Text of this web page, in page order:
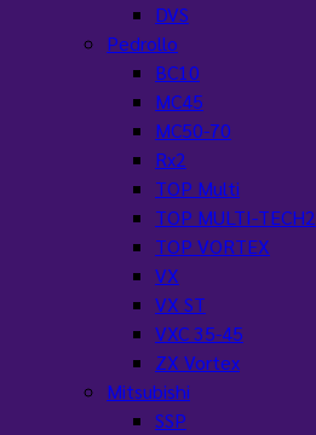
DVS
Pedrollo
BC10
MC45
MC50-70
Rx2
TOP Multi
TOP MULTI-TECH2
TOP VORTEX
VX
VX ST
VXC 35-45
ZX Vortex
Mitsubishi
SSP